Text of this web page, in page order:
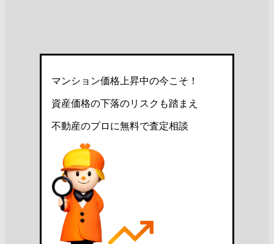
マンション価格上昇中の今こそ！
資産価格の下落のリスクも踏まえ
不動産のプロに無料で査定相談